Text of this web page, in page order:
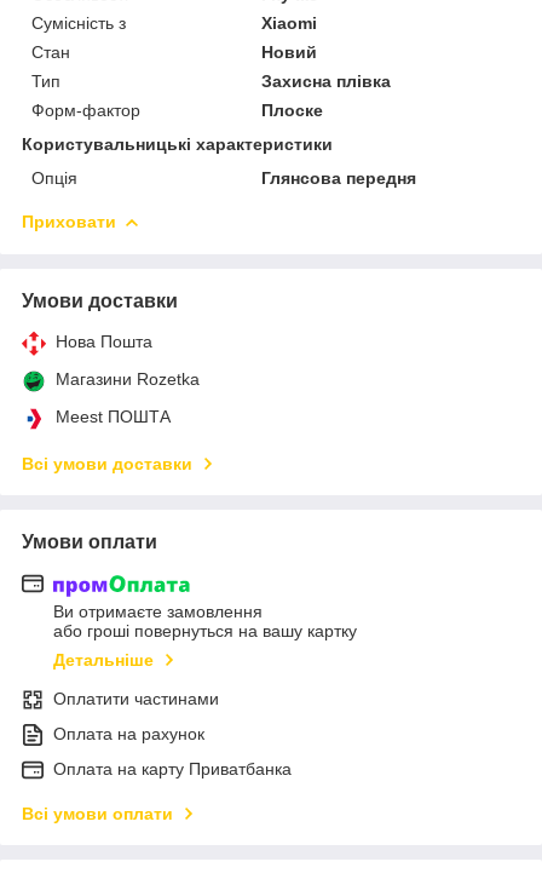
Сумісність з
Xiaomi
Стан
Новий
Тип
Захисна плівка
Форм-фактор
Плоске
Користувальницькі характеристики
Опція
Глянсова передня
Приховати
Умови доставки
Нова Пошта
Магазини Rozetka
Meest ПОШТА
Всі умови доставки
Умови оплати
Ви отримаєте замовлення
або гроші повернуться на вашу картку
Детальніше
Оплатити частинами
Оплата на рахунок
Оплата на карту Приватбанка
Всі умови оплати